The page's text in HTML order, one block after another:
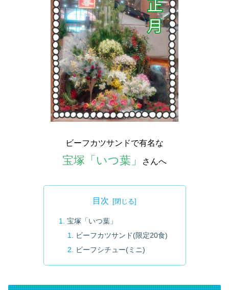
ビーフカツサンドで有名な
宝塚「いつ葉」 さんへ
目次
宝塚「いつ葉」
ビーフカツサンド(限定20食)
ビーフシチュー(ミニ)